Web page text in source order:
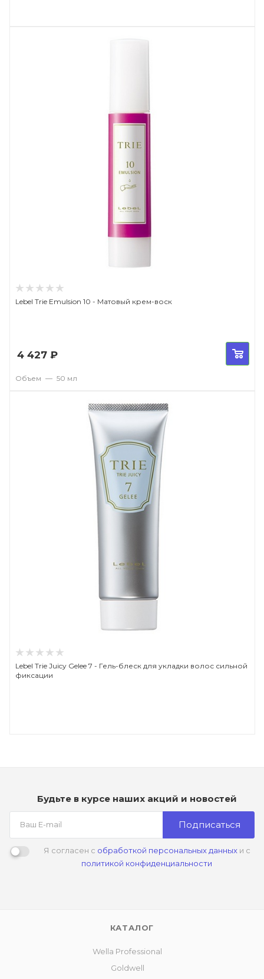
Lebel Trie Emulsion 10 - Матовый крем-воск
4 427 ₽
Объем — 50 мл
Lebel Trie Juicy Gelee 7 - Гель-блеск для укладки волос сильной
фиксации
Будьте в курсе наших акций и новостей
Подписаться
Я согласен с обработкой персональных данныхи с
политикой конфиденциальности
КАТАЛОГ
Wella Professional
Goldwell